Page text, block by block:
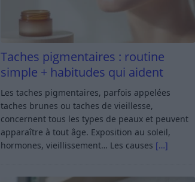
Taches pigmentaires : routine
simple + habitudes qui aident
Les taches pigmentaires, parfois appelées
taches brunes ou taches de vieillesse,
concernent tous les types de peaux et peuvent
apparaître à tout âge. Exposition au soleil,
hormones, vieillissement… Les causes […]